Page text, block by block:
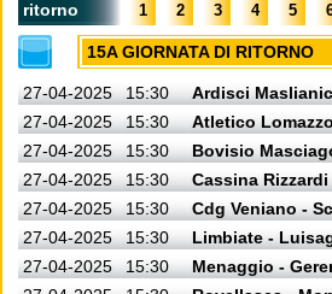
ritorno 1 2 3 4 5
15A GIORNATA DI RITORNO
27-04-2025 15:30
Ardisci
27-04-2025
15:30
Atletico
27-04-2025
15:30
Bovisio
27-04-2025
15:30
Cassina
27-04-2025
15:30
Cdg Veniano -
27-04-2025
15:30
Limbiate -
27-04-2025
15:30
Menaggio -